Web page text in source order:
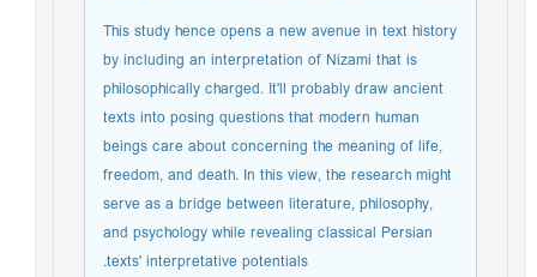
This study hence opens a new avenue in text history
by including an interpretation of Nizami that is
philosophically charged. It'll probably draw ancient
texts into posing questions that modern human
beings care about concerning the meaning of life,
freedom, and death. In this view, the research might
serve as a bridge between literature, philosophy,
and psychology while revealing classical Persian
texts' interpretative potentials.